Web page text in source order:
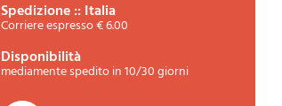
spedizione :: Italia
Corriere espresso € 6.00
disponibilità
mediamente spedito in 10/30 giorni